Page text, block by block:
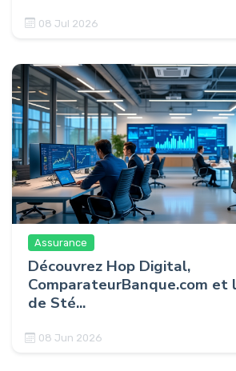
08 Jul 2026
Assurance
Découvrez Hop Digital,
ComparateurBanque.com et
de Sté...
08 Jun 2026